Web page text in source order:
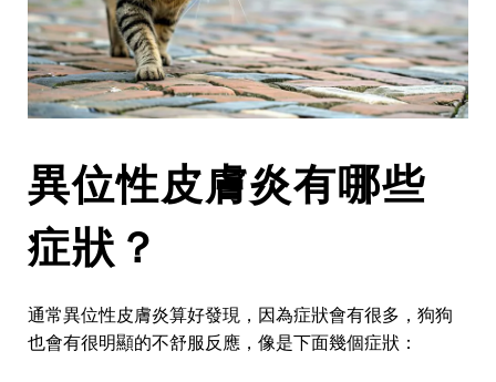
異位性皮膚炎有哪些
症狀？
通常異位性皮膚炎算好發現，因為症狀會有很多，狗狗
也會有很明顯的不舒服反應，像是下面幾個症狀：